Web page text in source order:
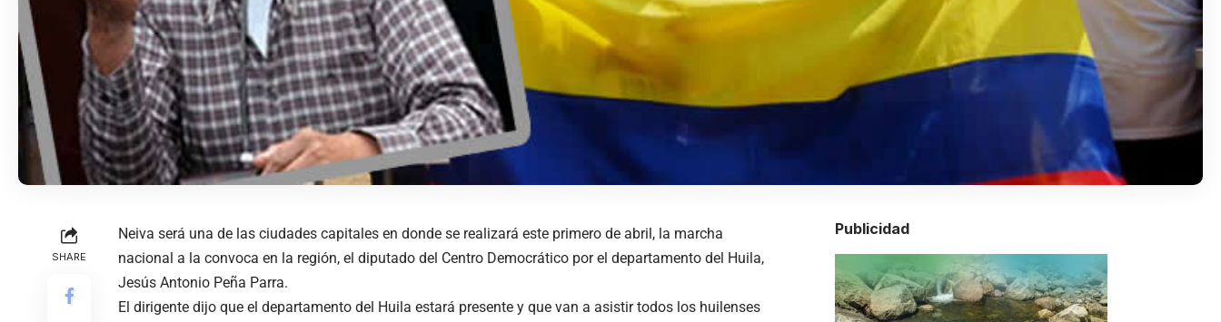
SHARE
Neiva será una de las ciudades capitales en donde se realizará este primero de abril, la marcha
nacional a la convoca en la región, el diputado del Centro Democrático por el departamento del Huila,
Jesús Antonio Peña Parra.
El dirigente dijo que el departamento del Huila estará presente y que van a asistir todos los huilenses
Publicidad